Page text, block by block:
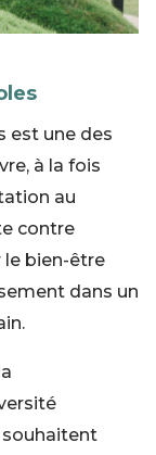
est une des
à la fois
au
contre
le bien-être
dans un
souhaitent